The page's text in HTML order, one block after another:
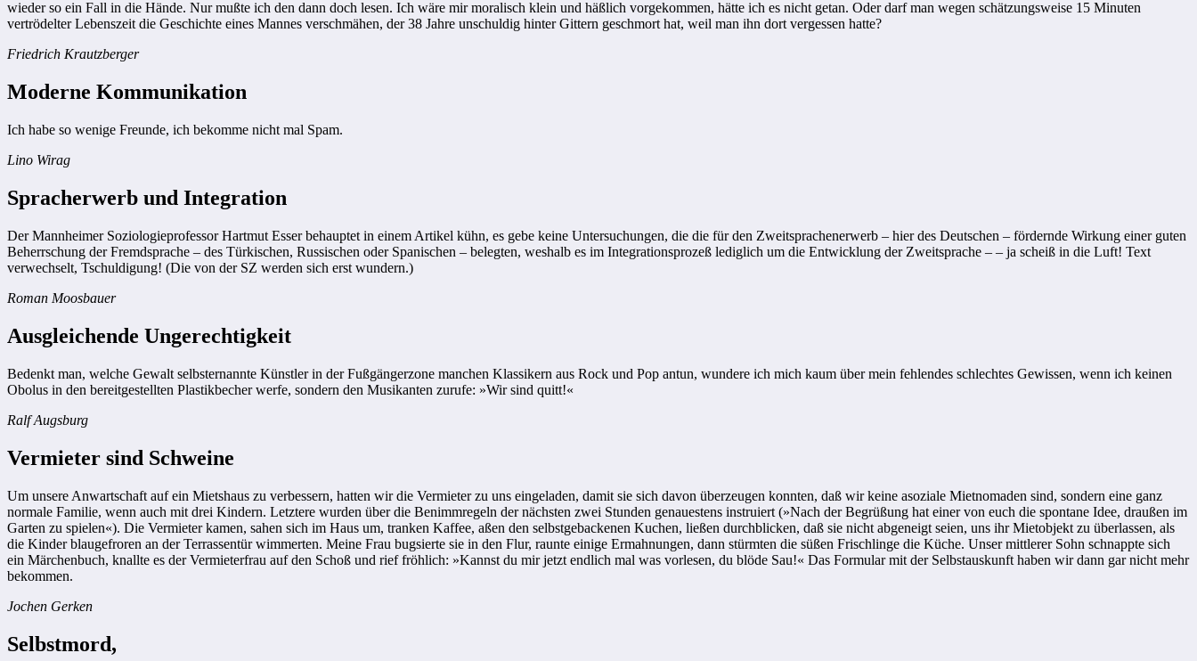
wieder so ein Fall in die Hände. Nur mußte ich den dann doch lesen. Ich wäre mir moralisch klein und häßlich vorgekommen, hätte ich es nicht getan. Oder darf man wegen schätzungsweise 15 Minuten
vertrödelter Lebenszeit die Geschichte eines Mannes verschmähen, der 38 Jahre unschuldig hinter Gittern geschmort hat, weil man ihn dort vergessen hatte?
Friedrich Krautzberger
Moderne Kommunikation
Ich habe so wenige Freunde, ich bekomme nicht mal Spam.
Lino Wirag
Spracherwerb und Integration
Der Mannheimer Soziologieprofessor Hartmut Esser behauptet in einem Artikel kühn, es gebe keine Untersuchungen, die die für den Zweitsprachenerwerb – hier des Deutschen – fördernde Wirkung einer guten
Beherrschung der Fremdsprache – des Türkischen, Russischen oder Spanischen – belegten, weshalb es im Integrationsprozeß lediglich um die Entwicklung der Zweitsprache – – ja scheiß in die Luft! Text
verwechselt, Tschuldigung! (Die von der SZ werden sich erst wundern.)
Roman Moosbauer
Ausgleichende Ungerechtigkeit
Bedenkt man, welche Gewalt selbsternannte Künstler in der Fußgängerzone manchen Klassikern aus Rock und Pop antun, wundere ich mich kaum über mein fehlendes schlechtes Gewissen, wenn ich keinen
Obolus in den bereitgestellten Plastikbecher werfe, sondern den Musikanten zurufe: »Wir sind quitt!«
Ralf Augsburg
Vermieter sind Schweine
Um unsere Anwartschaft auf ein Mietshaus zu verbessern, hatten wir die Vermieter zu uns eingeladen, damit sie sich davon überzeugen konnten, daß wir keine asoziale Mietnomaden sind, sondern eine ganz
normale Familie, wenn auch mit drei Kindern. Letztere wurden über die Benimmregeln der nächsten zwei Stunden genauestens instruiert (»Nach der Begrüßung hat einer von euch die spontane Idee, draußen im
Garten zu spielen«). Die Vermieter kamen, sahen sich im Haus um, tranken Kaffee, aßen den selbstgebackenen Kuchen, ließen durchblicken, daß sie nicht abgeneigt seien, uns ihr Mietobjekt zu überlassen, als
die Kinder blaugefroren an der Terrassentür wimmerten. Meine Frau bugsierte sie in den Flur, raunte einige Ermahnungen, dann stürmten die süßen Frischlinge die Küche. Unser mittlerer Sohn schnappte sich
ein Märchenbuch, knallte es der Vermieterfrau auf den Schoß und rief fröhlich: »Kannst du mir jetzt endlich mal was vorlesen, du blöde Sau!« Das Formular mit der Selbstauskunft haben wir dann gar nicht mehr
bekommen.
Jochen Gerken
Selbstmord,